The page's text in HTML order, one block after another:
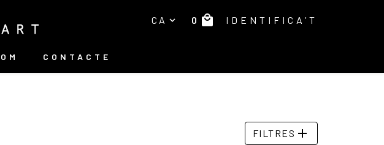
CA expand_more 0 local_mall IDENTIFICA’T
CONTACTE
FILTRES add